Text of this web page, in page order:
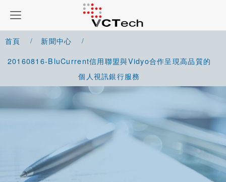
首頁
新聞中心
20160816-BluCurrent信用聯盟與Vidyo合作呈現高品質的
個人視訊銀行服務